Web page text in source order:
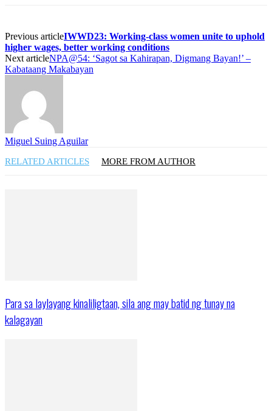
Previous articleIWWD23: Working-class women unite to uphold
higher wages, better working conditions
Next articleNPA@54: ‘Sagot sa Kahirapan, Digmang Bayan!’ –
Kabataang Makabayan
Miguel Suing Aguilar
RELATED ARTICLES MORE FROM AUTHOR
Para sa laylayang kinaliligtaan, sila ang may batid ng tunay na
kalagayan